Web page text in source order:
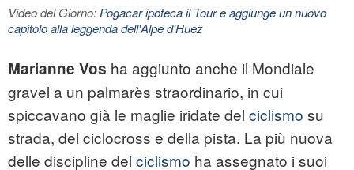
Video del Giorno:Pogacar ipoteca il Tour e aggiunge un nuovo
capitolo alla leggenda dell'Alpe d'Huez
Marianne Vos ha aggiunto anche il Mondiale
gravel a un palmarès straordinario, in cui
spiccavano già le maglie iridate del ciclismo su
strada, del ciclocross e della pista. La più nuova
delle discipline del ciclismo ha assegnato i suoi